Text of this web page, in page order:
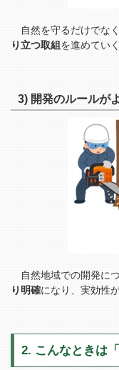
自然を守るだけでなく
り立つ取組 を進めてい
3) 開発のルールが
自然地域での開発につ
り明確になり、実効性
2. こんなときは